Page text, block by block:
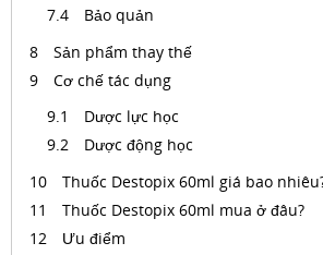
Bảo quản
Sản phẩm thay thế
Cơ chế tác dụng
Dược lực học
Dược động học
Thuốc Destopix 60ml giá bao
Thuốc Destopix 60ml mua ở đâu?
Ưu điểm